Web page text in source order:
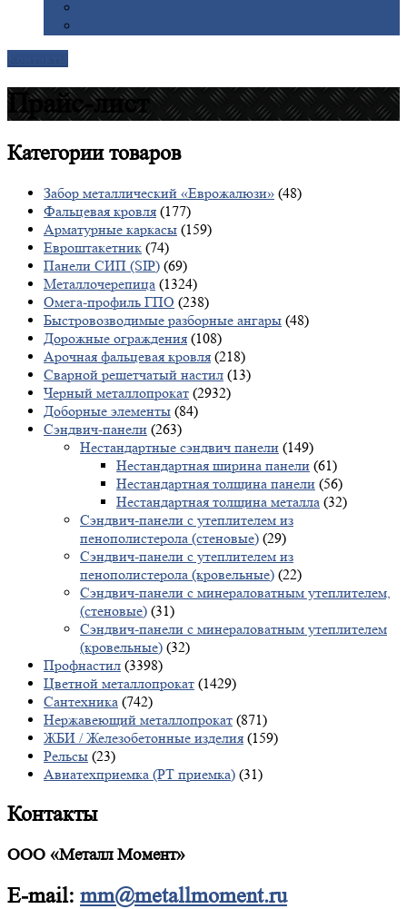
Прайс-лист
Категориитоваров
Забор металлический «Еврожалюзи» (48)
Фальцевая кровля (177)
Арматурные каркасы (159)
Евроштакетник (74)
Панели СИП (SIP) (69)
Металлочерепица (1324)
Омега-профиль ГПО (238)
Быстровозводимые разборные ангары (48)
Дорожные ограждения (108)
Арочная фальцевая кровля (218)
Сварной решетчатый настил (13)
Черный металлопрокат (2932)
Доборные элементы (84)
Сэндвич-панели (263)
Нестандартные сэндвич панели (149)
Нестандартная ширина панели (61)
Нестандартная толщина панели (56)
Нестандартная толщина металла (32)
Сэндвич-панели с утеплителем из
пенополистерола (стеновые) (29)
Сэндвич-панели с утеплителем из
пенополистерола (кровельные) (22)
Сэндвич-панели с минераловатным утеплителем,
(стеновые) (31)
Сэндвич-панели с минераловатным утеплителем
(кровельные) (32)
Профнастил (3398)
Цветной металлопрокат (1429)
Сантехника (742)
Нержавеющий металлопрокат (871)
ЖБИ / Железобетонные изделия (159)
Рельсы (23)
Авиатехприемка (РТ приемка) (31)
Контакты
ООО «Металл Момент»
E-mail: mm@metallmoment.ru